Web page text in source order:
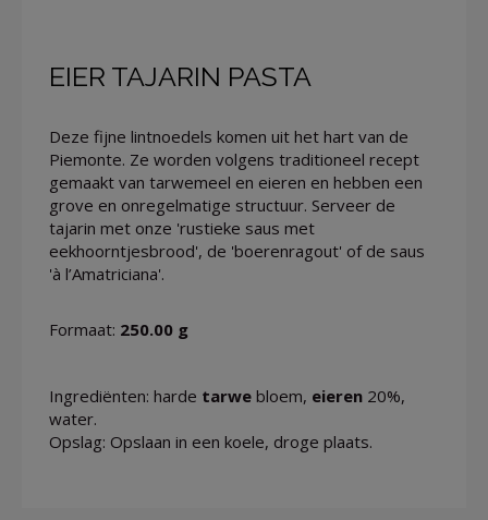
EIER TAJARIN PASTA
Deze fijne lintnoedels komen uit het hart van de
Piemonte. Ze worden volgens traditioneel recept
gemaakt van tarwemeel en eieren en hebben een
grove en onregelmatige structuur. Serveer de
tajarin met onze 'rustieke saus met
eekhoorntjesbrood', de 'boerenragout' of de saus
'à l’Amatriciana'.
Formaat: 250.00 g
Ingrediënten: harde tarwe bloem, eieren 20%,
water.
Opslag: Opslaan in een koele, droge plaats.